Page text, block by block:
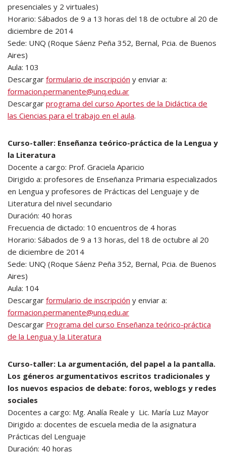
presenciales y 2 virtuales)
Horario: Sábados de 9 a 13 horas del 18 de octubre al 20 de
diciembre de 2014
Sede: UNQ (Roque Sáenz Peña 352, Bernal, Pcia. de Buenos
Aires)
Aula: 103
Descargar formulario de inscripción y enviar a:
formacion.permanente@unq.edu.ar
Descargar programa del curso Aportes de la Didáctica de
las Ciencias para el trabajo en el aula.
Curso-taller: Enseñanza teórico-práctica de la Lengua y
la Literatura
Docente a cargo: Prof. Graciela Aparicio
Dirigido a: profesores de Enseñanza Primaria especializados
en Lengua y profesores de Prácticas del Lenguaje y de
Literatura del nivel secundario
Duración: 40 horas
Frecuencia de dictado: 10 encuentros de 4 horas
Horario: Sábados de 9 a 13 horas, del 18 de octubre al 20
de diciembre de 2014
Sede: UNQ (Roque Sáenz Peña 352, Bernal, Pcia. de Buenos
Aires)
Aula: 104
Descargar formulario de inscripción y enviar a:
formacion.permanente@unq.edu.ar
Descargar Programa del curso Enseñanza teórico-práctica
de la Lengua y la Literatura
Curso-taller: La argumentación, del papel a la pantalla.
Los géneros argumentativos escritos tradicionales y
los nuevos espacios de debate: foros, weblogs y redes
sociales
Docentes a cargo: Mg. Analía Reale y Lic. María Luz Mayor
Dirigido a: docentes de escuela media de la asignatura
Prácticas del Lenguaje
Duración: 40 horas